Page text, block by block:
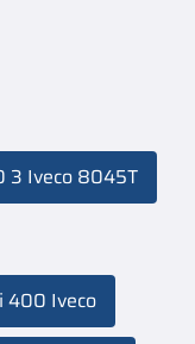
3 Iveco 8045T
400 Iveco